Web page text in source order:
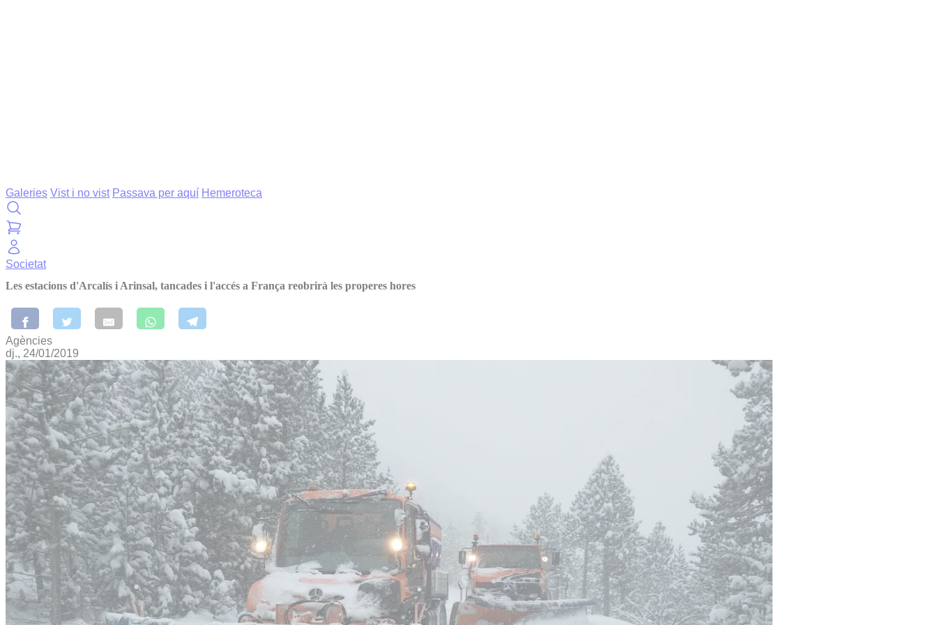
Galeries Vist i no vist Passava per aquí Hemeroteca
Societat
Les estacions d'Arcalís i Arinsal, tancades i l'accés a França reobrirà les properes hores
Agències
dj., 24/01/2019